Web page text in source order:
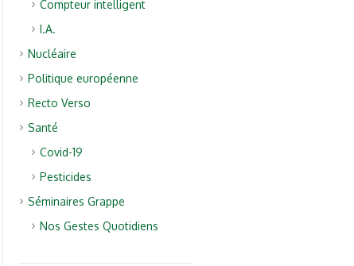
Compteur intelligent
I.A.
Nucléaire
Politique européenne
Recto Verso
Santé
Covid-19
Pesticides
Séminaires Grappe
Nos Gestes Quotidiens